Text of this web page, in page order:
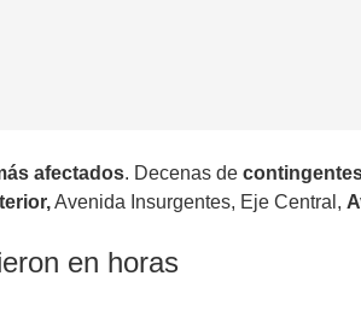
afectados. Decenas de
Avenida Insurgentes, Eje Central,
en horas